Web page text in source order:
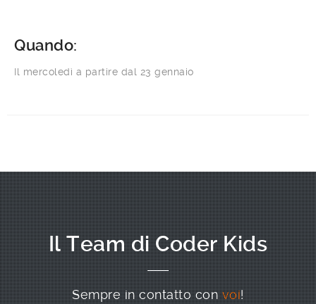
Quando:
Il mercoledì a partire dal 23 gennaio
Il Team di Coder Kids
Sempre in contatto convoi!